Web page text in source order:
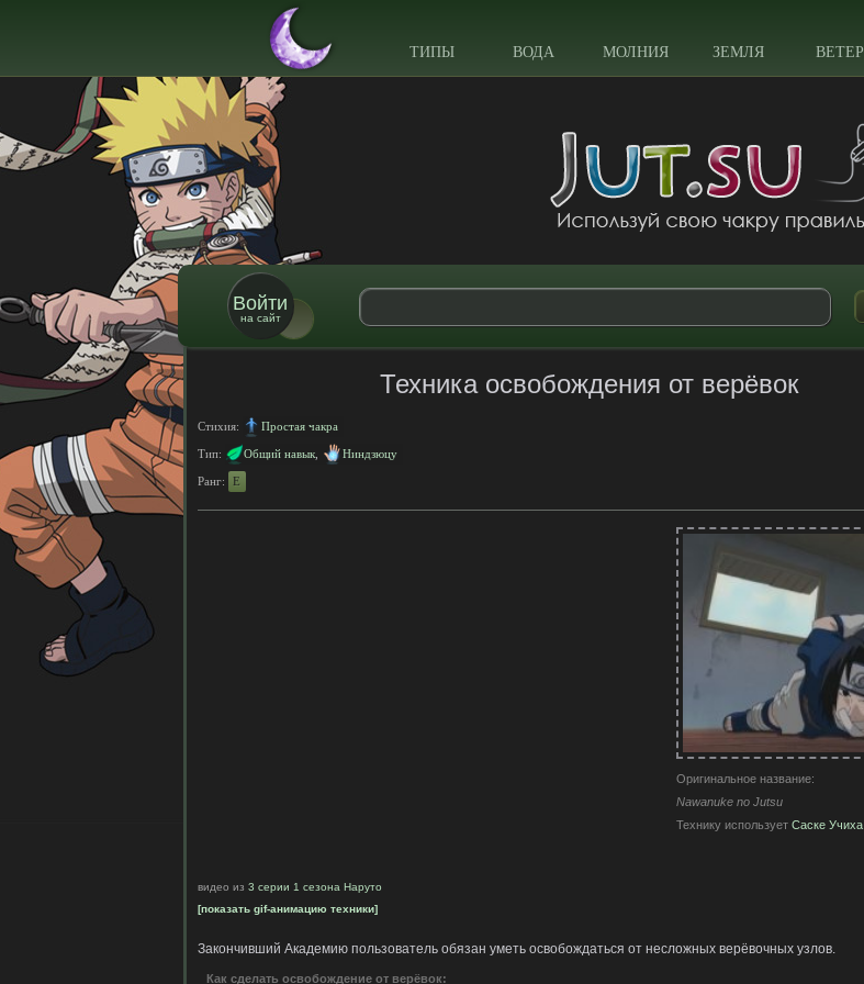
ТИПЫ ВОДА МОЛНИЯ ЗЕМЛЯ ВЕТЕР
Войти
на сайт
Техника освобождения от верёвок
Стихия: Простая чакра
Тип: Общий навык Ниндзюцу
Ранг: E
видео из 3 серии 1 сезона Наруто
Оригинальное название:
Nawanuke no Jutsu
Технику используетСаске Учиха
[показать gif-анимацию техники]
Закончивший Академию пользователь обязан уметь освобождаться от несложных верёвочных узлов.
Как сделать освобождение от верёвок: